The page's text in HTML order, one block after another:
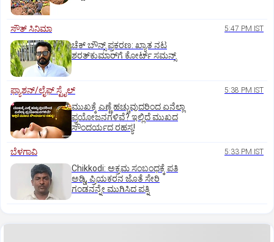
ಸೌತ್‌ ಸಿನಿಮಾ 5:47 PM IST
ಚೆಕ್ ಬೌನ್ಸ್ ಪ್ರಕರಣ: ಖ್ಯಾತ ನಟ
ಶರತ್‌ಕುಮಾರ್‌ಗೆ ಕೋರ್ಟ್ ಸಮನ್ಸ್
ಫ್ಯಾಶನ್/ಲೈಫ್‌ ಸ್ಟೈಲ್ 5:38 PM IST
ಮುಖಕ್ಕೆ ಎಣ್ಣೆ ಹಚ್ಚುವುದರಿಂದ ಏನೆಲ್ಲಾ
ಪ್ರಯೋಜನಗಳಿವೆ? ಇಲ್ಲಿದೆ ಮುಖದ
ಸೌಂದರ್ಯದ ರಹಸ್ಯ!
ಬೆಳಗಾವಿ 5:33 PM IST
Chikkodi: ಅಕ್ರಮ ಸಂಬಂಧಕ್ಕೆ ಪತಿ
ಅಡ್ಡಿ, ಪ್ರಿಯಕರನ ಜೊತೆ ಸೇರಿ
ಗಂಡನನ್ನೇ ಮುಗಿಸಿದ ಪತ್ನಿ